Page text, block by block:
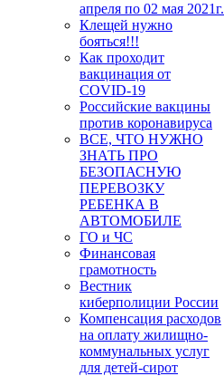
апреля по 02 мая 2021г.
Клещей нужно
бояться!!!
Как проходит
вакцинация от
COVID-19
Российские вакцины
против коронавируса
ВСЕ, ЧТО НУЖНО
ЗНАТЬ ПРО
БЕЗОПАСНУЮ
ПЕРЕВОЗКУ
РЕБЕНКА В
АВТОМОБИЛЕ
ГО и ЧС
Финансовая
грамотность
Вестник
киберполиции России
Компенсация расходов
на оплату жилищно-
коммунальных услуг
для детей-сирот